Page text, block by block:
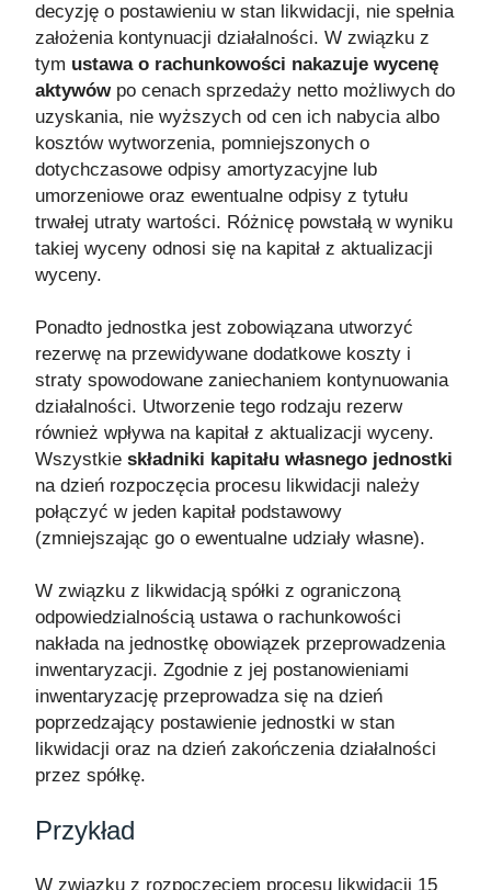
decyzję o postawieniu w stan likwidacji, nie spełnia
założenia kontynuacji działalności. W związku z
tym ustawa o rachunkowości nakazuje wycenę
aktywów po cenach sprzedaży netto możliwych do
uzyskania, nie wyższych od cen ich nabycia albo
kosztów wytworzenia, pomniejszonych o
dotychczasowe odpisy amortyzacyjne lub
umorzeniowe oraz ewentualne odpisy z tytułu
trwałej utraty wartości. Różnicę powstałą w wyniku
takiej wyceny odnosi się na kapitał z aktualizacji
wyceny.
Ponadto jednostka jest zobowiązana utworzyć
rezerwę na przewidywane dodatkowe koszty i
straty spowodowane zaniechaniem kontynuowania
działalności. Utworzenie tego rodzaju rezerw
również wpływa na kapitał z aktualizacji wyceny.
Wszystkie składniki kapitału własnego jednostki
na dzień rozpoczęcia procesu likwidacji należy
połączyć w jeden kapitał podstawowy
(zmniejszając go o ewentualne udziały własne).
W związku z likwidacją spółki z ograniczoną
odpowiedzialnością ustawa o rachunkowości
nakłada na jednostkę obowiązek przeprowadzenia
inwentaryzacji. Zgodnie z jej postanowieniami
inwentaryzację przeprowadza się na dzień
poprzedzający postawienie jednostki w stan
likwidacji oraz na dzień zakończenia działalności
przez spółkę.
Przykład
W związku z rozpoczęciem procesu likwidacji 15